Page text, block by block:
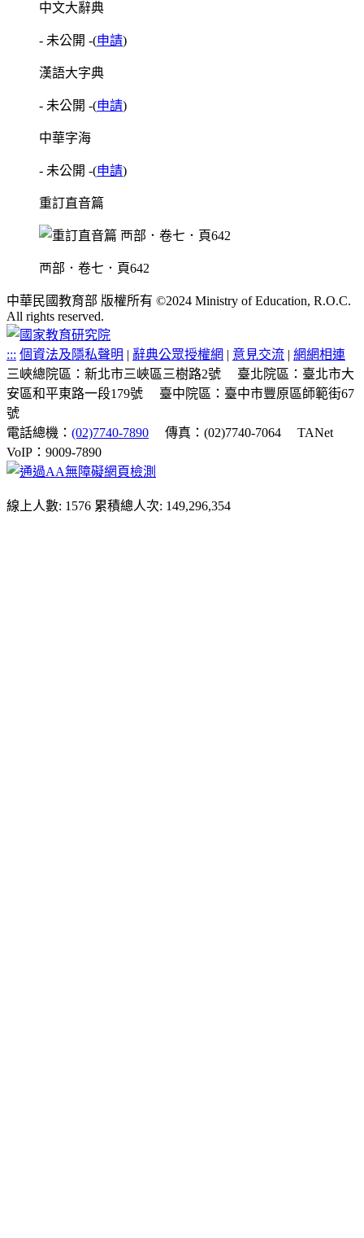
中文大辭典
- 未公開 -(申請)
漢語大字典
- 未公開 -(申請)
中華字海
- 未公開 -(申請)
重訂直音篇
襾部．卷七．頁642
中華民國教育部 版權所有 ©2024 Ministry of Education, R.O.C.
All rights reserved.
::: 個資法及隱私聲明 | 辭典公眾授權網 | 意見交流 | 網網相連
三峽總院區：新北市三峽區三樹路2號
臺北院區：臺北市大
安區和平東路一段179號
臺中院區：臺中市豐原區師範街67
號
電話總機： (02)7740-7890 傳真：(02)7740-7064
TANet
VoIP：9009-7890
線上人數: 1576 累積總人次: 149,296,354